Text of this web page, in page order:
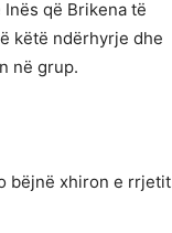
që Brikena të
këtë ndërhyrje dhe
në grup.
bëjnë xhiron e